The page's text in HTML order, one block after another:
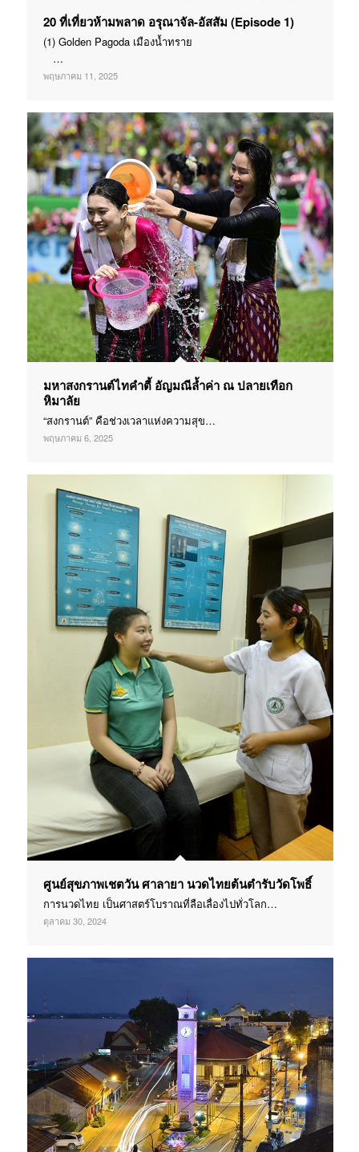
20 ที่เที่ยวห้ามพลาด อรุณาจัล-อัสสัม (Episode 1)
(1) Golden Pagoda เมืองน้ำทราย
…
พฤษภาคม 11, 2025
มหาสงกรานต์ไทคำตี้ อัญมณีล้ำค่า ณ ปลายเทือก
หิมาลัย
“สงกรานต์” คือช่วงเวลาแห่งความสุข…
พฤษภาคม 6, 2025
ศูนย์สุขภาพเชตวัน ศาลายา นวดไทยต้นตำรับวัดโพธิ์
การนวดไทย เป็นศาสตร์โบราณที่ลือเลื่องไปทั่วโลก…
ตุลาคม 30, 2024